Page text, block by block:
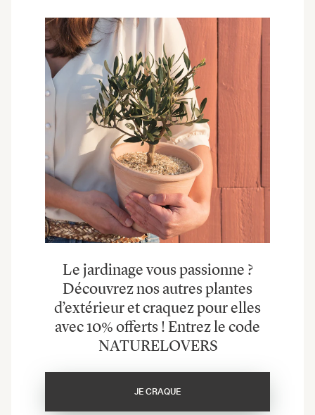
Le jardinage vous passionne ?
Découvrez nos autres plantes
d’extérieur et craquez pour elles
avec 10% offerts ! Entrez le code
NATURELOVERS
JE CRAQUE